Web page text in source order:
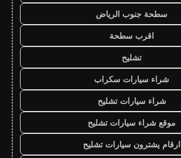
سطحة جنوب الرياض
اقرب سطحة
تشليح
شراء سيارات سكراب
شراء سيارات تشليح
موقع شراء سيارات تشليح
ارقام يشترون سيارات تشليح